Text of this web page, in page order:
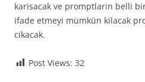
karisacak ve promptlarin belli
ifade etmeyi mümkün kilacak
cikacak.
Post Views: 32